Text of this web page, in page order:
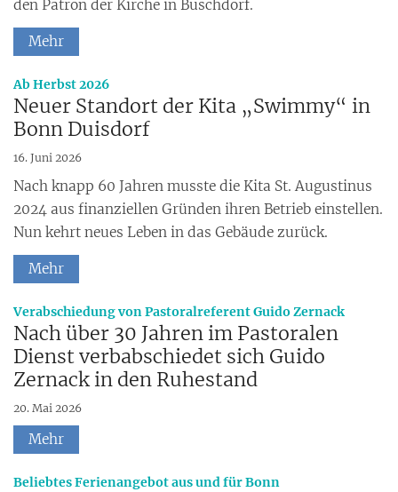
den Patron der Kirche in Buschdorf.
Mehr
Ab Herbst 2026:
Neuer Standort der Kita „Swimmy“ in
Bonn Duisdorf
16. Juni 2026
Nach knapp 60 Jahren musste die Kita St. Augustinus
2024 aus finanziellen Gründen ihren Betrieb einstellen.
Nun kehrt neues Leben in das Gebäude zurück.
Mehr
Verabschiedung von Pastoralreferent Guido Zernack:
Nach über 30 Jahren im Pastoralen
Dienst verbabschiedet sich Guido
Zernack in den Ruhestand
20. Mai 2026
Mehr
Beliebtes Ferienangebot aus und für Bonn